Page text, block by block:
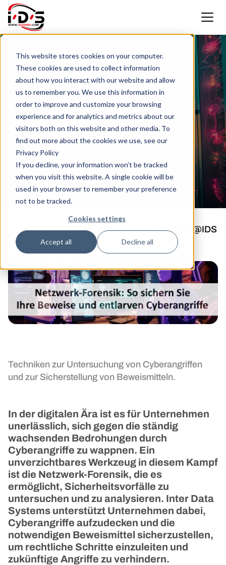
This website stores cookies on your computer.
These cookies are used to collect information
about how you interact with our website and allow
us to remember you. We use this information in
order to improve and customize your browsing
experience and for analytics and metrics about our
visitors both on this website and other media. To
find out more about the cookies we use, see our
Privacy Policy
If you decline, your information won’t be tracked
when you visit this website. A single cookie will be
used in your browser to remember your preference
not to be tracked.
Cookies settings
Accept all Decline all
Produkte
SFPs
Peplink
IT-Services
IT Wartung
IT Beratung
Managed Services
Know-how
Case Studies
News Blog
Downloads
Unternehmen
Über uns
Karriere
Kundenportal
Beratungsanfrage
Karriere
Netzwerk-Forensik:
Untersuchung und
Analyse von
Sicherheitsvorfällen
Veröffentlichen am 23/12/2024byMarketing@IDS
Techniken zur Untersuchung von Cyberangriffen
und zur Sicherstellung von Beweismitteln.
In der digitalen Ära ist es für Unternehmen
unerlässlich, sich gegen die ständig
wachsenden Bedrohungen durch
Cyberangriffe zu wappnen. Ein
unverzichtbares Werkzeug in diesem Kampf
ist die Netzwerk-Forensik, die es
ermöglicht, Sicherheitsvorfälle zu
untersuchen und zu analysieren. Inter Data
Systems unterstützt Unternehmen dabei,
Cyberangriffe aufzudecken und die
notwendigen Beweismittel sicherzustellen,
um rechtliche Schritte einzuleiten und
zukünftige Angriffe zu verhindern.